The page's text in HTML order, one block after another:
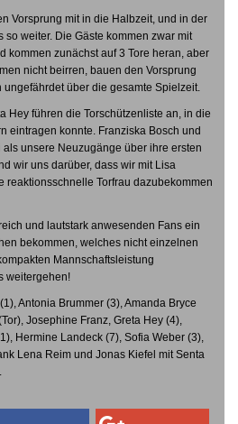
Vorsprung mit in die Halbzeit, und in der
weiter. Die Gäste kommen zwar mit
kommen zunächst auf 3 Tore heran, aber
nicht beirren, bauen den Vorsprung
über die gesamte Spielzeit.
Hey führen die Torschützenliste an, in die
eintragen konnte. Franziska Bosch und
unsere Neuzugänge über ihre ersten
wir uns darüber, dass wir mit Lisa
reaktionsschnelle Torfrau dazubekommen
und lautstark anwesenden Fans ein
bekommen, welches nicht einzelnen
Mannschaftsleistung
weitergehen!
Antonia Brummer (3), Amanda Bryce
Josephine Franz, Greta Hey (4),
Hermine Landeck (7), Sofia Weber (3),
Lena Reim und Jonas Kiefel mit Senta